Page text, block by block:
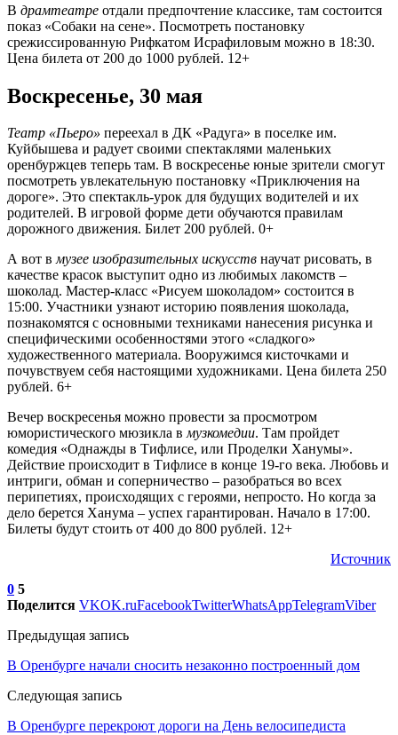
В драмтеатре отдали предпочтение классике, там состоится
показ «Собаки на сене». Посмотреть постановку
срежиссированную Рифкатом Исрафиловым можно в 18:30.
Цена билета от 200 до 1000 рублей. 12+
Воскресенье, 30 мая
Театр «Пьеро» переехал в ДК «Радуга» в поселке им.
Куйбышева и радует своими спектаклями маленьких
оренбуржцев теперь там. В воскресенье юные зрители смогут
посмотреть увлекательную постановку «Приключения на
дороге». Это спектакль-урок для будущих водителей и их
родителей. В игровой форме дети обучаются правилам
дорожного движения. Билет 200 рублей. 0+
А вот вмузее изобразительных искусств научат рисовать, в
качестве красок выступит одно из любимых лакомств –
шоколад. Мастер-класс «Рисуем шоколадом» состоится в
15:00. Участники узнают историю появления шоколада,
познакомятся с основными техниками нанесения рисунка и
специфическими особенностями этого «сладкого»
художественного материала. Вооружимся кисточками и
почувствуем себя настоящими художниками. Цена билета 250
рублей. 6+
Вечер воскресенья можно провести за просмотром
юмористического мюзикла вмузкомедии. Там пройдет
комедия «Однажды в Тифлисе, или Проделки Ханумы».
Действие происходит в Тифлисе в конце 19-го века. Любовь и
интриги, обман и соперничество – разобраться во всех
перипетиях, происходящих с героями, непросто. Но когда за
дело берется Ханума – успех гарантирован. Начало в 17:00.
Билеты будут стоить от 400 до 800 рублей. 12+
Источник
0 5
Поделится VKOK.ruFacebookTwitterWhatsAppTelegramViber
Предыдущая запись
В Оренбурге начали сносить незаконно построенный дом
Следующая запись
В Оренбурге перекроют дороги на День велосипедиста